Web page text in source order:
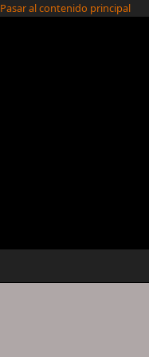
Pasar al contenido principal